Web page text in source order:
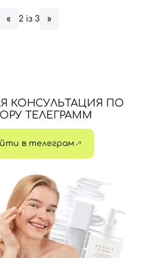
« 2 із 3 »
КОНСУЛЬТАЦИЯ ПО
ТЕЛЕГРАММ
в телеграм